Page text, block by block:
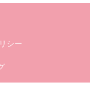
シー